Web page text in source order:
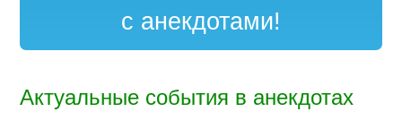
с анекдотами!
Актуальные события в анекдотах